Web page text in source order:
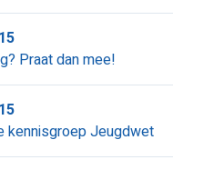
Praat dan mee!
kennisgroep Jeugdwet